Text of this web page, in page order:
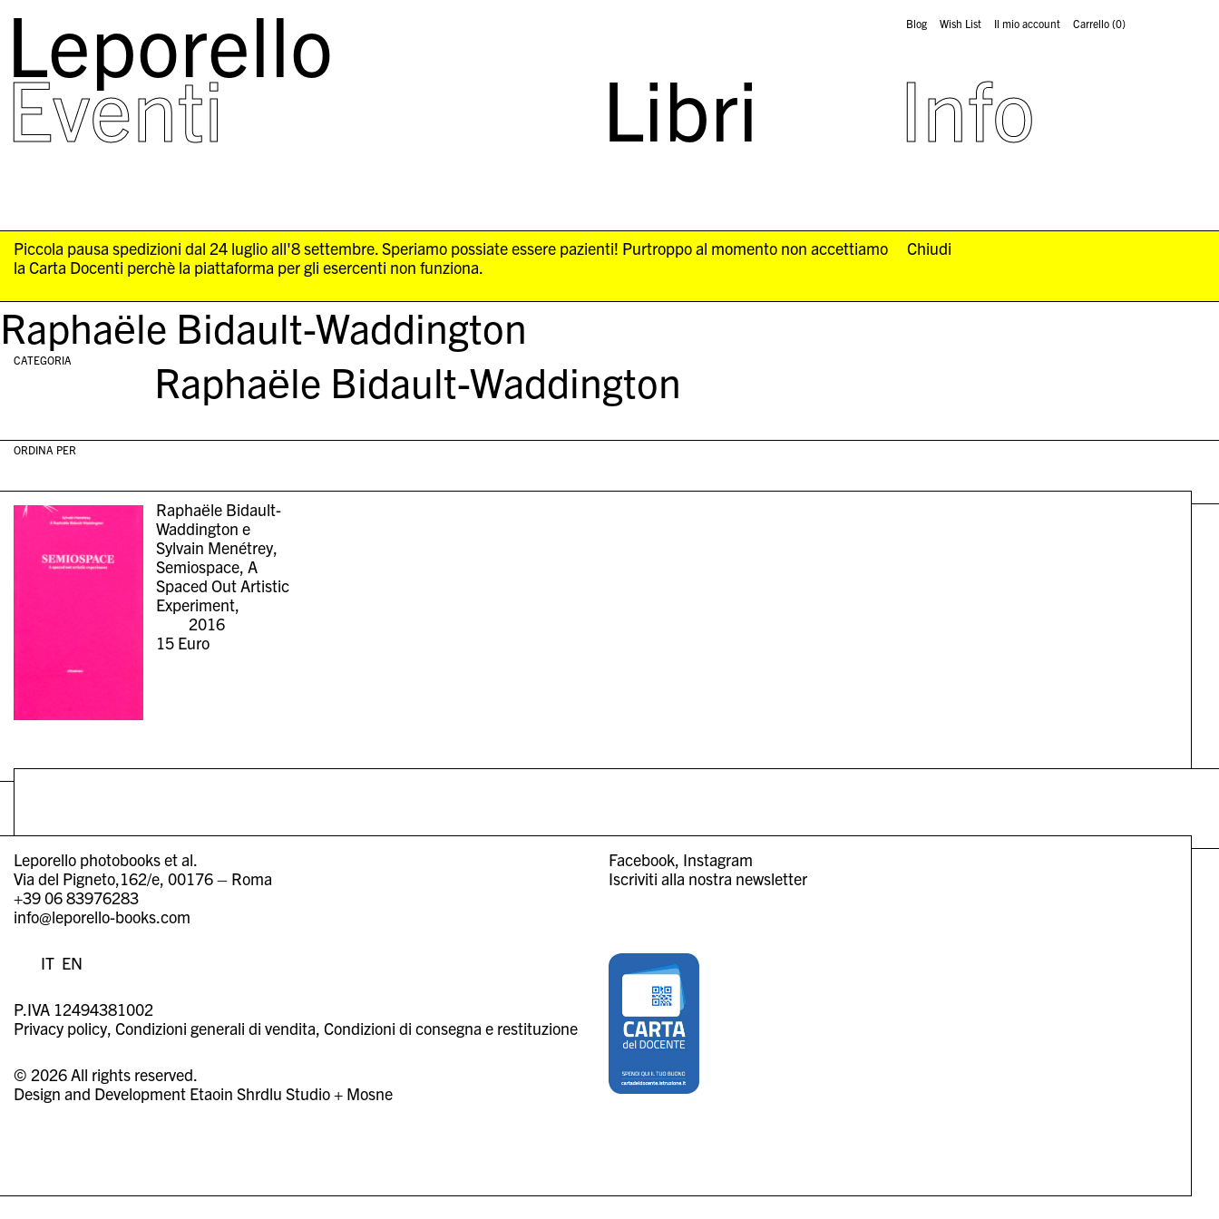
Leporello
Eventi Libri Info
Blog Wish List Il mio account Carrello(0)
Piccola pausa spedizioni dal 24 luglio all'8 settembre. Speriamo possiate essere pazienti! Purtroppo al momento non accettiamo
la Carta Docenti perchè la piattaforma per gli esercenti non funziona.
Chiudi
Raphaële Bidault-Waddington
CATEGORIA Raphaële Bidault-Waddington
ORDINA PER
Raphaële Bidault-
Waddington e
Sylvain Menétrey,
Semiospace, A
Spaced Out Artistic
Experiment,
2016
15 Euro
Facebook Instagram
Iscriviti alla nostra newsletter
Leporello photobooks et al.
Via del Pigneto,162/e, 00176 – Roma
+39 06 83976283
info@leporello-books.com
IT EN
P.IVA 12494381002
Privacy policy Condizioni generali di vendita Condizioni di consegna e restituzione
© 2026 All rights reserved.
Design and Development Etaoin Shrdlu Studio+ Mosne